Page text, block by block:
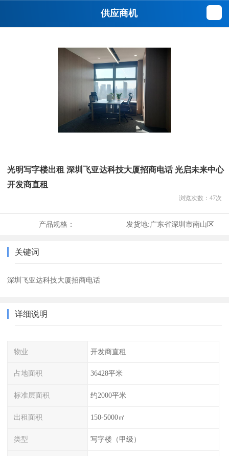
供应商机
光明写字楼出租 深圳飞亚达科技大厦招商电话 光启未来中心
开发商直租
浏览次数： 47次
产品规格： 发货地:广东省深圳市南山区
关键词
深圳飞亚达科技大厦招商电话
详细说明
物业 开发商直租
占地面积 36428平米
标准层面积 约2000平米
出租面积 150-5000㎡
类型 写字楼（甲级）